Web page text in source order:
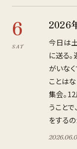
6
SAT
2026
今日は
に送る
がいな
ことは
集会。
うこと
をする
2026.06.